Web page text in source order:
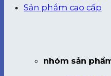
Sản phẩm cao cấp
nhóm sản